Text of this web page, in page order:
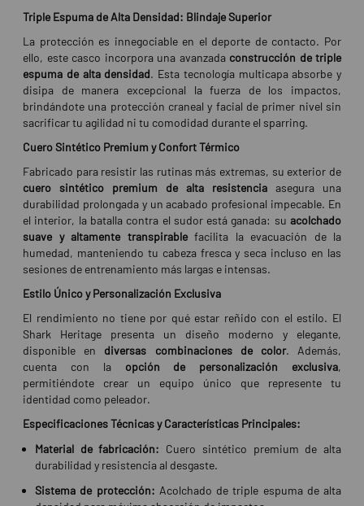
Triple Espuma de Alta Densidad: Blindaje Superior
La protección es innegociable en el deporte de contacto. Por
ello, este casco incorpora una avanzada construcción de triple
espuma de alta densidad. Esta tecnología multicapa absorbe y
disipa de manera excepcional la fuerza de los impactos,
brindándote una protección craneal y facial de primer nivel sin
sacrificar tu agilidad ni tu comodidad durante el sparring.
Cuero Sintético Premium y Confort Térmico
Fabricado para resistir las rutinas más extremas, su exterior de
cuero sintético premium de alta resistencia asegura una
durabilidad prolongada y un acabado profesional impecable. En
el interior, la batalla contra el sudor está ganada: su acolchado
suave y altamente transpirablefacilita la evacuación de la
humedad, manteniendo tu cabeza fresca y seca incluso en las
sesiones de entrenamiento más largas e intensas.
Estilo Único y Personalización Exclusiva
El rendimiento no tiene por qué estar reñido con el estilo. El
Shark Heritage presenta un diseño moderno y elegante,
disponible en diversas combinaciones de color. Además,
cuenta con la opción de personalización exclusiva,
permitiéndote crear un equipo único que represente tu
identidad como peleador.
Especificaciones Técnicas y Características Principales:
Material de fabricación: Cuero sintético premium de alta
durabilidad y resistencia al desgaste.
Sistema de protección: Acolchado de triple espuma de alta